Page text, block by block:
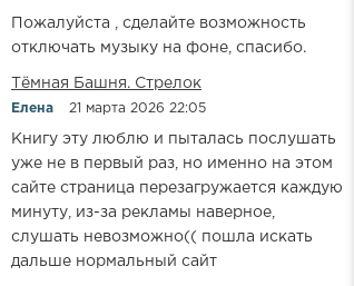
Пожалуйста , сделайте возможность
отключать музыку на фоне, спасибо.
​​Тёмная Башня. Стрелок
Елена 21 марта 2026 22:05
Книгу эту люблю и пыталась послушать
уже не в первый раз, но именно на этом
сайте страница перезагружается каждую
минуту, из-за рекламы наверное,
слушать невозможно(( пошла искать
дальше нормальный сайт